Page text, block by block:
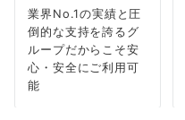
業界No.1の実績と圧
倒的な支持を誇るグ
ループだからこそ安
心・安全にご利用可
能